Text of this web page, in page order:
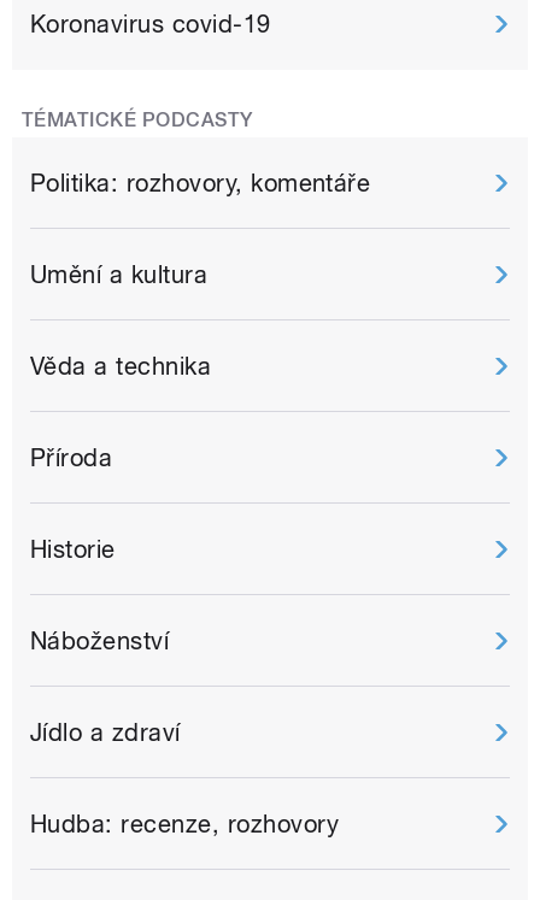
Koronavirus covid-19
TÉMATICKÉ PODCASTY
Politika: rozhovory, komentáře
Umění a kultura
Věda a technika
Příroda
Historie
Náboženství
Jídlo a zdraví
Hudba: recenze, rozhovory